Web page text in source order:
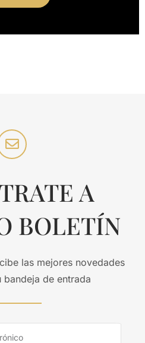
A
BOLETÍN
las mejores novedades
de entrada